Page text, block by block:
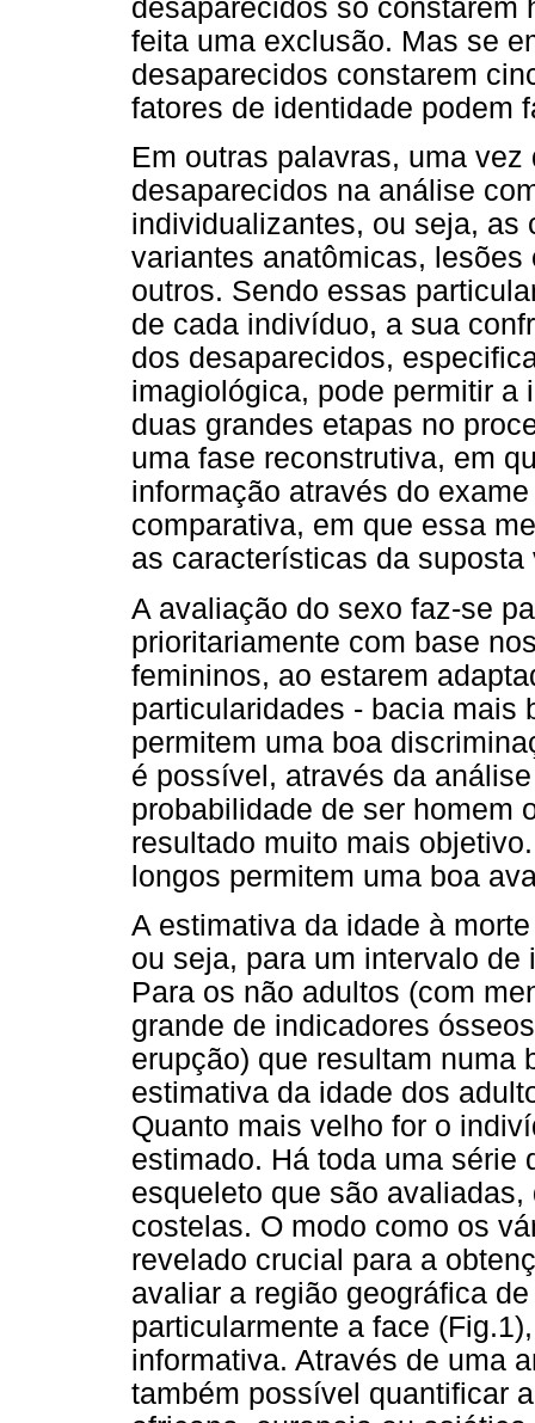
desaparecidos só constarem
feita uma exclusão. Mas se
desaparecidos constarem
fatores de identidade podem
Em outras palavras, uma
desaparecidos na análise
individualizantes, ou seja,
variantes anatômicas,
outros. Sendo essas
de cada indivíduo, a sua
dos desaparecidos,
imagiológica, pode permitir
duas grandes etapas no
uma fase reconstrutiva, em
informação através do
comparativa, em que essa
as características da suposta
A avaliação do sexo faz-se
prioritariamente com base
femininos, ao estarem
particularidades - bacia mais
permitem uma boa
é possível, através da
probabilidade de ser homem
resultado muito mais
longos permitem uma boa
A estimativa da idade à
ou seja, para um intervalo
Para os não adultos (com
grande de indicadores
erupção) que resultam numa
estimativa da idade dos
Quanto mais velho for o
estimado. Há toda uma série
esqueleto que são
costelas. O modo como os
revelado crucial para a
avaliar a região geográfica
particularmente a face
informativa. Através de uma
também possível quantificar